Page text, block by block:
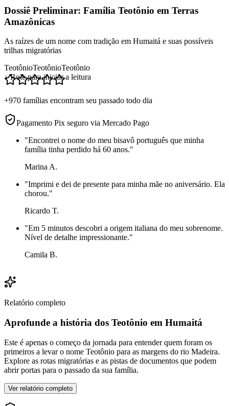
Dossiê Preliminar: Família Teotônio em Terras
Amazônicas
As raízes de um nome com tradição em Humaitá e suas possíveis
trilhas migratórias
TeotônioTeotônioTeotônio
↓ Role para iniciar a leitura
+970 famílias encontram seu passado todo dia
Pagamento Pix seguro via Mercado Pago
"Encontrei o nome do meu bisavô português que minha
família tinha perdido há 60 anos."
Marina A.
"Imprimi e dei de presente para minha mãe no aniversário. Ela
chorou."
Ricardo T.
"Em 5 minutos descobri a origem italiana do meu sobrenome.
Nível de detalhe impressionante."
Camila B.
Relatório completo
Aprofunde a história dos Teotônio em Humaitá
Este é apenas o começo da jornada para entender quem foram os
primeiros a levar o nome Teotônio para as margens do rio Madeira.
Explore as rotas migratórias e as pistas de documentos que podem
abrir portas para o passado da sua família.
Ver relatório completo